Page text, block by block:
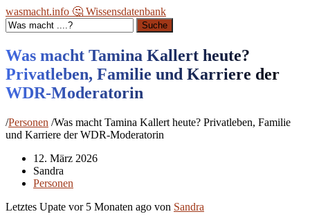
wasmacht.info 🤔 Wissensdatenbank
Suche
Was macht Tamina Kallert heute?
Privatleben, Familie und Karriere der
WDR-Moderatorin
/Personen /Was macht Tamina Kallert heute? Privatleben, Familie
und Karriere der WDR-Moderatorin
12. März 2026
Sandra
Personen
Letztes Upate vor 5 Monaten ago von Sandra